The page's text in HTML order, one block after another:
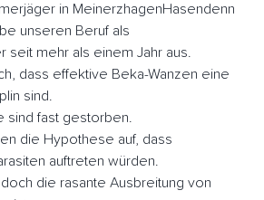
in MeinerzhagenHasendenn
unseren Beruf als
seit mehr als einem Jahr aus.
dass effektive Beka-Wanzen eine
sind.
sind fast gestorben.
die Hypothese auf, dass
auftreten würden.
die rasante Ausbreitung von